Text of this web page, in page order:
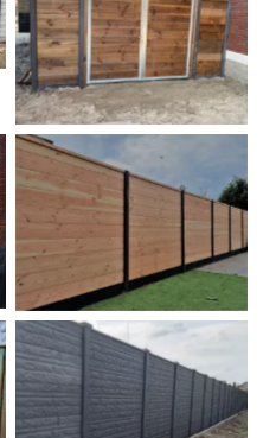
Dubbele poort
Douglas
Rots motief antraciet